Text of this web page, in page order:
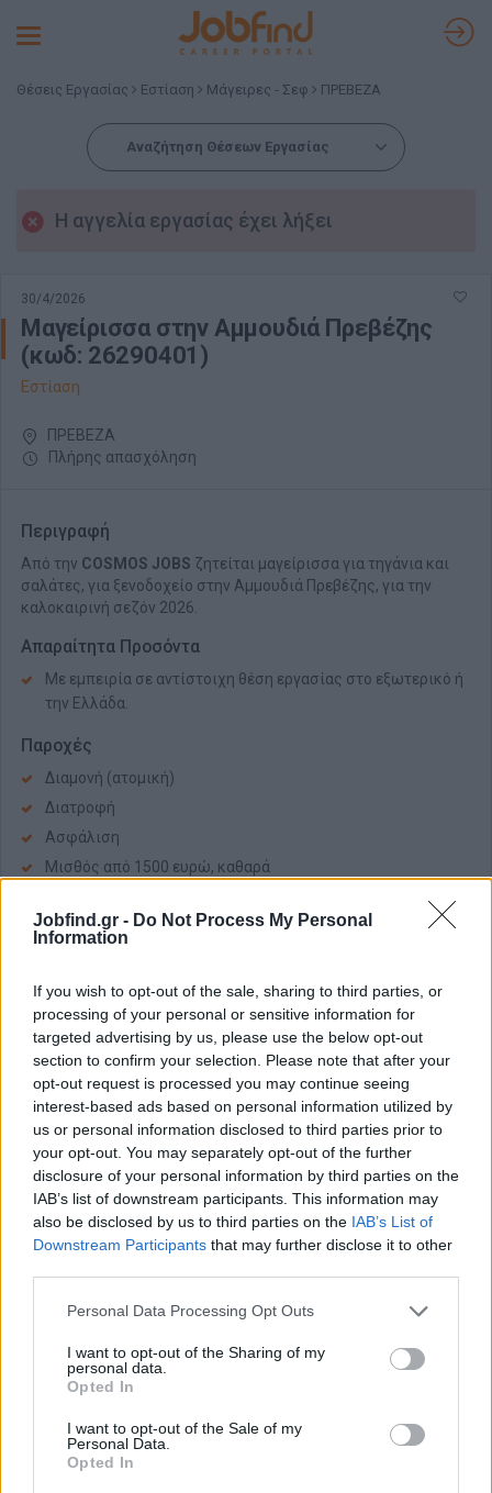
Jobfind.gr - Do Not Process My Personal
Information
If you wish to opt-out of the sale, sharing to third parties, or
processing of your personal or sensitive information for
targeted advertising by us, please use the below opt-out
section to confirm your selection. Please note that after your
opt-out request is processed you may continue seeing
interest-based ads based on personal information utilized by
us or personal information disclosed to third parties prior to
your opt-out. You may separately opt-out of the further
disclosure of your personal information by third parties on the
IAB’s list of downstream participants. This information may
also be disclosed by us to third parties on the IAB’s List of
Downstream Participants that may further disclose it to other
Personal Data Processing Opt Outs
I want to opt-out of the Sharing of my
personal data.
Opted In
I want to opt-out of the Sale of my
Personal Data.
Opted In
Toggle
Θέσεις Εργασίας Εστίαση Μάγειρες - Σεφ ΠΡΕΒΕΖΑ
Αναζήτηση Θέσεων Εργασίας
Η αγγελία εργασίας έχει λήξει
30/4/2026
Μαγείρισσα στην Αμμουδιά Πρεβέζης
(κωδ: 26290401)
Εστίαση
ΠΡΕΒΕΖΑ
Πλήρης απασχόληση
Περιγραφή
Από την COSMOS JOBS ζητείται μαγείρισσα για τηγάνια και
σαλάτες, για ξενοδοχείο στην Αμμουδιά Πρεβέζης, για την
καλοκαιρινή σεζόν 2026.
Απαραίτητα Προσόντα
Με εμπειρία σε αντίστοιχη θέση εργασίας στο εξωτερικό ή
την Ελλάδα.
Παροχές
Διαμονή (ατομική)
Διατροφή
Ασφάλιση
Μισθός από 1500 ευρώ, καθαρά
ΚΩΔΙΚΟΣ ΘΕΣΗΣ: 26290401
COSMOS JOBS
Για περισσότερες πληροφορίες παρακαλώ επικοινωνήστε στο
2310 887424
** Παρακαλούνται οι ενδιαφερόμενες όπως αποστείλουν
βιογραφικό σημείωμα
Θέσεις εργασίας